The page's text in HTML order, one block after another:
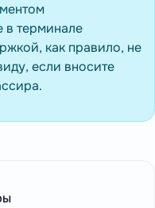
в терминале
как правило, не
если вносите